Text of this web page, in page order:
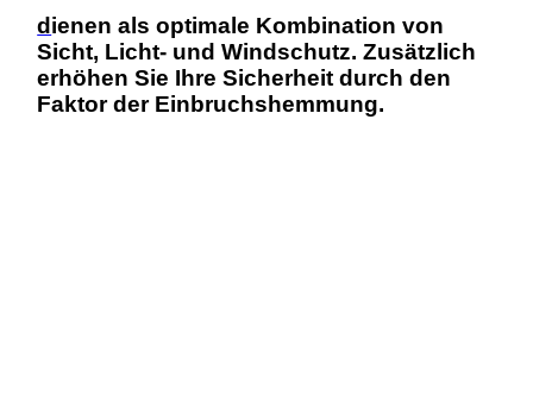
d ienen als optimale Kombination von
Sicht, Licht- und Windschutz. Zusätzlich
erhöhen Sie Ihre Sicherheit durch den
Faktor der Einbruchshemmung.